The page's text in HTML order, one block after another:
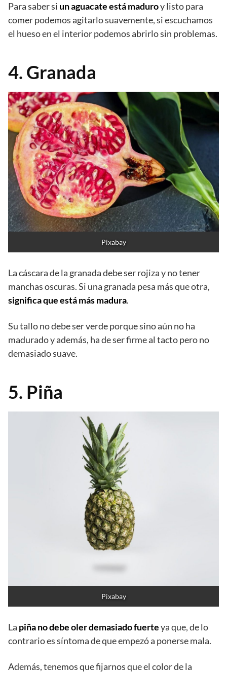
Para saber si un aguacate está maduroy listo para
comer podemos agitarlo suavemente, si escuchamos
el hueso en el interior podemos abrirlo sin problemas.
4. Granada
Pixabay
La cáscara de la granada debe ser rojiza y no tener
manchas oscuras. Si una granada pesa más que otra,
significa que está más madura.
Su tallo no debe ser verde porque sino aún no ha
madurado y además, ha de ser firme al tacto pero no
demasiado suave.
5. Piña
Pixabay
La piña no debe oler demasiado fuerteya que, de lo
contrario es síntoma de que empezó a ponerse mala.
Además, tenemos que fijarnos que el color de la